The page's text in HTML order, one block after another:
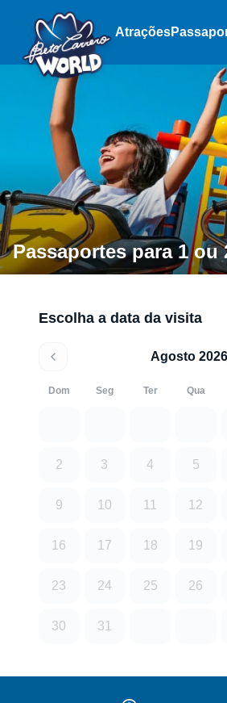
Atrações
Passaportes para 1 ou
Escolha a data da visita
Agosto 2026
Dom Seg Ter Qua
2 3 4 5
9 10 11 12
16 17 18 19
23 24 25 26
30 31